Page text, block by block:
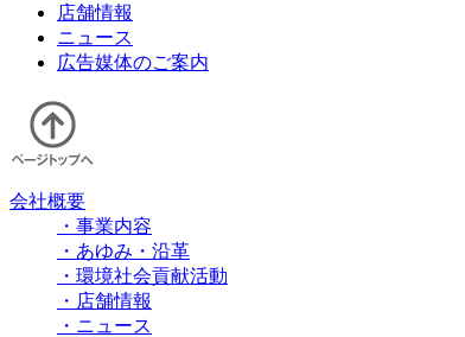
店舗情報
ニュース
広告媒体のご案内
会社概要
・事業内容
・あゆみ・沿革
・環境社会貢献活動
・店舗情報
・ニュース